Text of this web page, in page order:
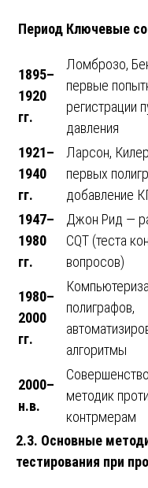
Период Ключевые
1895–
1920
гг.
Ломброзо,
первые
регистрации
давления
1921–
1940
гг.
Ларсон,
первых
добавление
1947–
1980
гг.
Джон Рид —
CQT (теста
вопросов)
1980–
2000
гг.
полиграфов,
алгоритмы
2000–
н.в.
методик
контрмерам
2.3. Основные
тестирования при